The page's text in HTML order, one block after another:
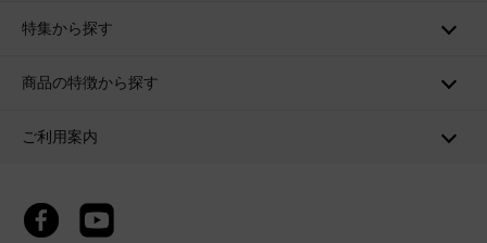
特集から探す
商品の特徴から探す
ご利用案内